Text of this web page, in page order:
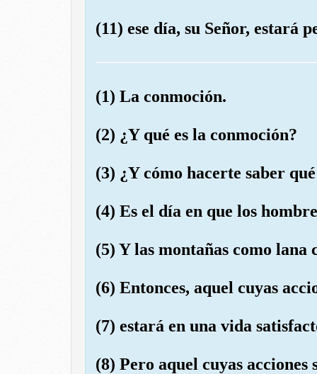
(11) ese día, su Señor, estará
(1) La conmoción.
(2) ¿Y qué es la conmoción?
(3) ¿Y cómo hacerte saber
(4) Es el día en que los
(5) Y las montañas como lana
(6) Entonces, aquel cuyas
(7) estará en una vida
(8) Pero aquel cuyas acciones